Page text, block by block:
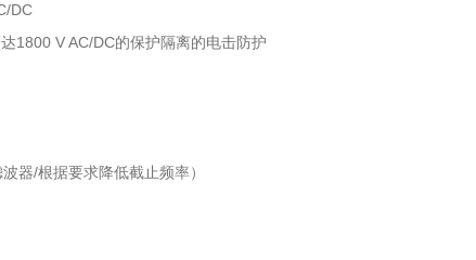
DC
1800 V AC/DC的保护隔离的电击防护
波器/根据要求降低截止频率）